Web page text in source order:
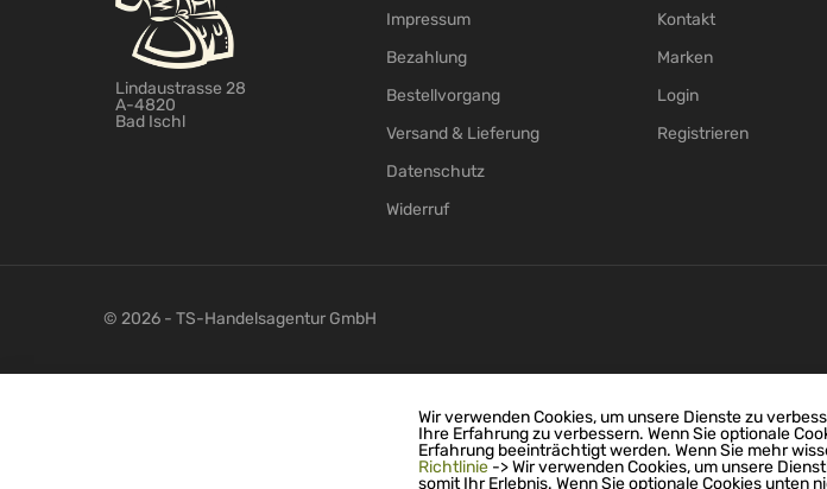
Lindaustrasse 28
A-4820
Bad Ischl
Impressum
Bezahlung
Bestellvorgang
Versand & Lieferung
Datenschutz
Widerruf
Kontakt
Marken
Login
Registrieren
© 2026 - TS-Handelsagentur GmbH
Wir verwenden Cookies, um unsere Dienste zu
Ihre Erfahrung zu verbessern. Wenn Sie optionale
Erfahrung beeinträchtigt werden. Wenn Sie mehr
Richtlinie -> Wir verwenden Cookies, um unsere
somit Ihr Erlebnis. Wenn Sie optionale Cookies unten